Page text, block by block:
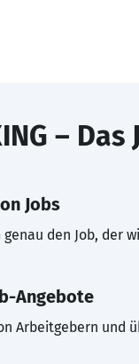
–
Jobs
den Job, der
Angebote
Arbeitgebern und